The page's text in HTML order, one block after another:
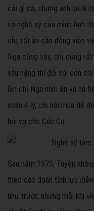
cải gì cả, nhưng anh lại là
vợ nghệ sỹ của mình.Anh
chị, rất ân cần động viên
Nga cũng vậy, chị cũng
sâu nặng thì đối với con
lần chị Nga nhịn ăn và hà
soàn 4 ly, chị nói mua để
hỏi vợ cho Cúc Cu…
Sau năm 1975, Tuyền
theo các đoàn tỉnh lưu
như trước nhưng mỗi khi